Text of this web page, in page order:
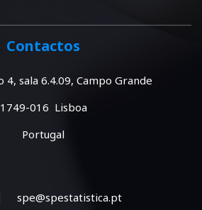
Contactos
4, sala 6.4.09, Campo Grande
1749-016 Lisboa
Portugal
spe@spestatistica.pt